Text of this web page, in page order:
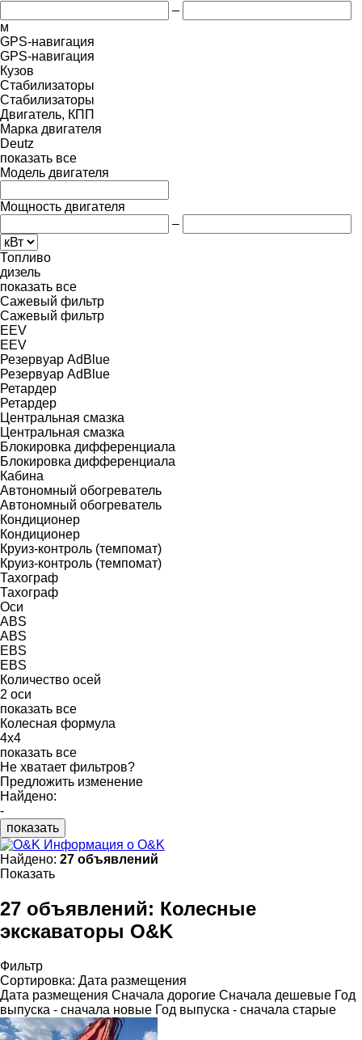
–
м
GPS-навигация
GPS-навигация
Кузов
Стабилизаторы
Стабилизаторы
Двигатель, КПП
Марка двигателя
Deutz
показать все
Модель двигателя
Мощность двигателя
–
Топливо
дизель
показать все
Сажевый фильтр
Сажевый фильтр
EEV
EEV
Резервуар AdBlue
Резервуар AdBlue
Ретардер
Ретардер
Центральная смазка
Центральная смазка
Блокировка дифференциала
Блокировка дифференциала
Кабина
Автономный обогреватель
Автономный обогреватель
Кондиционер
Кондиционер
Круиз-контроль (темпомат)
Круиз-контроль (темпомат)
Тахограф
Тахограф
Оси
ABS
ABS
EBS
EBS
Количество осей
2 оси
показать все
Колесная формула
4x4
показать все
Не хватает фильтров?
Предложить изменение
Найдено:
-
показать
Информация о O&K
Найдено: 27 объявлений
Показать
27 объявлений: Колесные
экскаваторы O&K
Фильтр
Сортировка: Дата размещения
Дата размещения Сначала дорогие Сначала дешевые Год
выпуска - сначала новые Год выпуска - сначала старые